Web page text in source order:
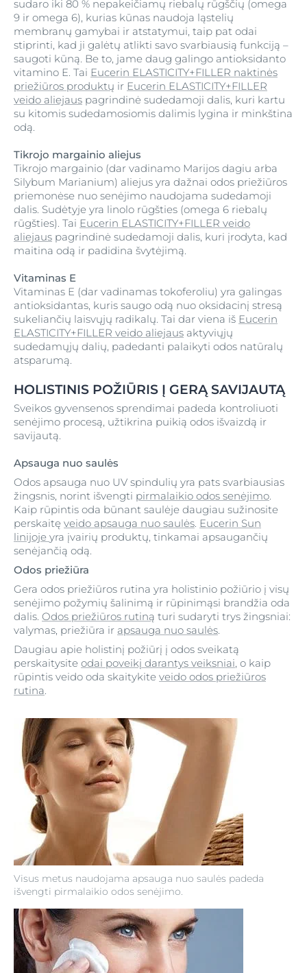
sudaro iki 80 % nepakeičiamų riebalų rūgščių (omega
9 ir omega 6), kurias kūnas naudoja ląstelių
membranų gamybai ir atstatymui, taip pat odai
stiprinti, kad ji galėtų atlikti savo svarbiausią funkciją –
saugoti kūną. Be to, jame daug galingo antioksidanto
vitamino E. Tai Eucerin ELASTICITY+FILLER naktinės
priežiūros produktų ir Eucerin ELASTICITY+FILLER
veido aliejaus pagrindinė sudedamoji dalis, kuri kartu
su kitomis sudedamosiomis dalimis lygina ir minkština
odą.
Tikrojo margainio aliejus
Tikrojo margainio (dar vadinamo Marijos dagiu arba
Silybum Marianium) aliejus yra dažnai odos priežiūros
priemonėse nuo senėjimo naudojama sudedamoji
dalis. Sudėtyje yra linolo rūgšties (omega 6 riebalų
rūgšties). Tai Eucerin ELASTICITY+FILLER veido
aliejaus pagrindinė sudedamoji dalis, kuri įrodyta, kad
maitina odą ir padidina švytėjimą.
Vitaminas E
Vitaminas E (dar vadinamas tokoferoliu) yra galingas
antioksidantas, kuris saugo odą nuo oksidacinį stresą
sukeliančių laisvųjų radikalų. Tai dar viena iš Eucerin
ELASTICITY+FILLER veido aliejaus aktyviųjų
sudedamųjų dalių, padedanti palaikyti odos natūralų
atsparumą.
HOLISTINIS POŽIŪRIS Į GERĄ SAVIJAUTĄ
Sveikos gyvensenos sprendimai padeda kontroliuoti
senėjimo procesą, užtikrina puikią odos išvaizdą ir
savijautą.
Visus metus naudojama apsauga nuo saulės padeda
išvengti pirmalaikio odos senėjimo.
Apsauga nuo saulės
Odos apsauga nuo UV spindulių yra pats svarbiausias
žingsnis, norint išvengti pirmalaikio odos senėjimo.
Kaip rūpintis oda būnant saulėje daugiau sužinosite
perskaitę veido apsauga nuo saulės. Eucerin Sun
linijoje yra įvairių produktų, tinkamai apsaugančių
senėjančią odą.
Odos priežiūra
Gera odos priežiūros rutina yra holistinio požiūrio į visų
senėjimo požymių šalinimą ir rūpinimąsi brandžia oda
dalis. Odos priežiūros rutiną turi sudaryti trys žingsniai:
valymas, priežiūra ir apsauga nuo saulės.
Daugiau apie holistinį požiūrį į odos sveikatą
perskaitysite odai poveikį darantys veiksniai, o kaip
rūpintis veido oda skaitykite veido odos priežiūros
rutina.